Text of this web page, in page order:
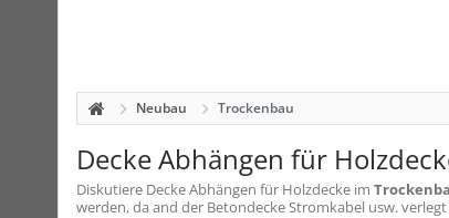
Neubau Trockenbau
Decke Abhängen für
Diskutiere Decke Abhängen für Holzdecke im
werden, da and der Betondecke Stromkabel usw.